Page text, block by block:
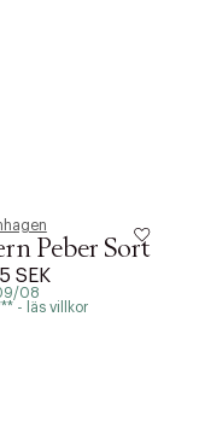
Peber Sort
SEK
08
- läs villkor